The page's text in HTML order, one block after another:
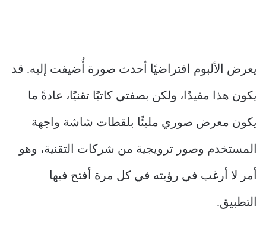
يعرض الألبوم افتراضيًا أحدث صورة أُضيفت إليه. قد
يكون هذا مفيدًا، ولكن بصفتي كاتبًا تقنيًا، عادةً ما
يكون معرض صوري مليئًا بلقطات شاشة واجهة
المستخدم وصور ترويجية من شركات التقنية، وهو
أمر لا أرغب في رؤيته في كل مرة أفتح فيها
التطبيق.